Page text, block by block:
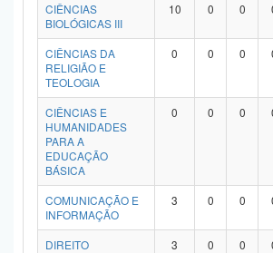
CIÊNCIAS
BIOLÓGICAS III
10 0 0
CIÊNCIAS DA
RELIGIÃO E
TEOLOGIA
0 0 0
CIÊNCIAS E
HUMANIDADES
PARA A
EDUCAÇÃO
BÁSICA
0 0 0
COMUNICAÇÃO E
INFORMAÇÃO
3 0 0
DIREITO 3 0 0